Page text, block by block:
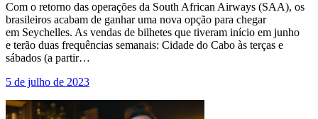
Com o retorno das operações da South African Airways (SAA), os
brasileiros acabam de ganhar uma nova opção para chegar
em Seychelles. As vendas de bilhetes que tiveram início em junho
e terão duas frequências semanais: Cidade do Cabo às terças e
sábados (a partir…
5 de julho de 2023